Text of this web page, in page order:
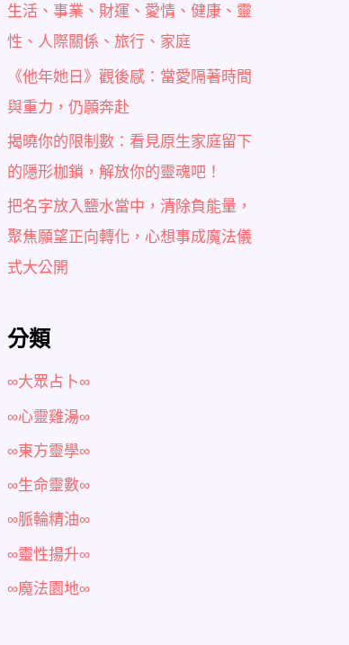
生活、事業、財運、愛情、健康、靈
性、人際關係、旅行、家庭
《他年她日》觀後感：當愛隔著時間
與重力，仍願奔赴
揭曉你的限制數：看見原生家庭留下
的隱形枷鎖，解放你的靈魂吧！
把名字放入鹽水當中，清除負能量，
聚焦願望正向轉化，心想事成魔法儀
式大公開
分類
∞大眾占卜∞
∞心靈雞湯∞
∞東方靈學∞
∞生命靈數∞
∞脈輪精油∞
∞靈性揚升∞
∞魔法園地∞